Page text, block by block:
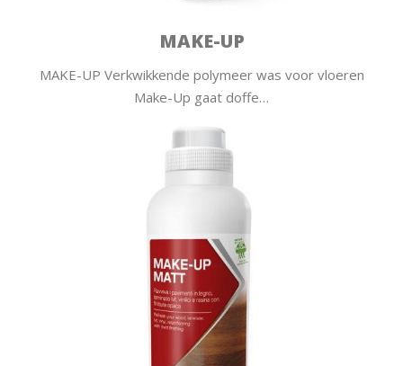
MAKE-UP
MAKE-UP Verkwikkende polymeer was voor vloeren
Make-Up gaat doffe…